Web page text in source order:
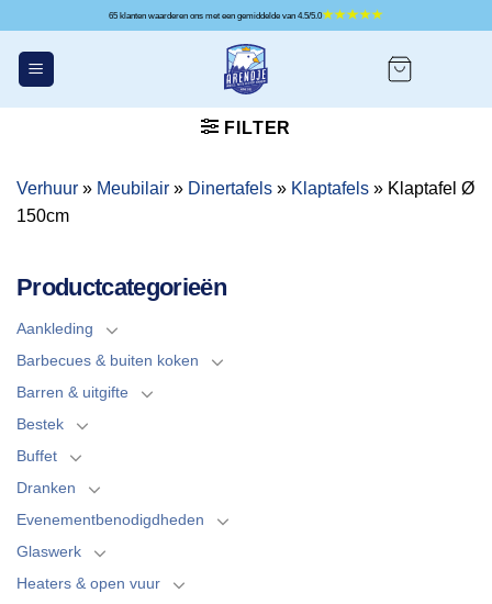
inhoud
65 klanten waarderen ons met een gemiddelde van 4.5/5.0
FILTER
Verhuur » Meubilair » Dinertafels » Klaptafels » Klaptafel Ø
150cm
Productcategorieën
Aankleding
Barbecues & buiten koken
Barren & uitgifte
Bestek
Buffet
Dranken
Evenementbenodigdheden
Glaswerk
Heaters & open vuur